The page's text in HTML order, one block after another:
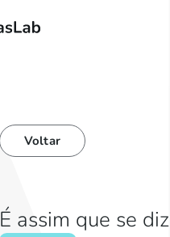
Voltar
É assim que se diz